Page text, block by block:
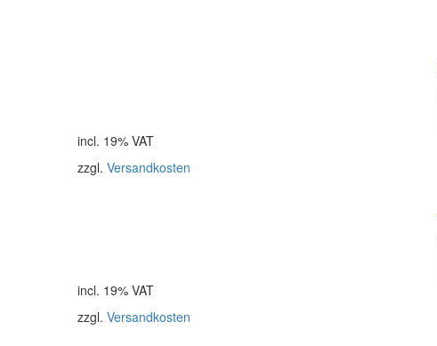
incl. 19% VAT
zzgl. Versandkosten
incl. 19% VAT
zzgl. Versandkosten